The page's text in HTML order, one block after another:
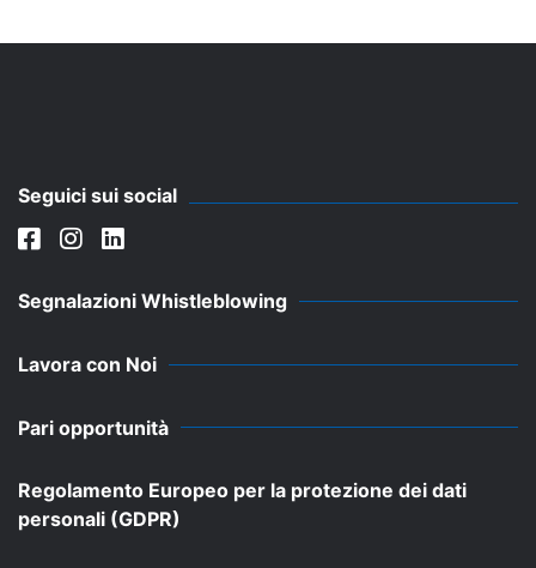
Seguici sui social
Segnalazioni Whistleblowing
Lavora con Noi
Pari opportunità
Regolamento Europeo per la protezione dei dati
personali (GDPR)